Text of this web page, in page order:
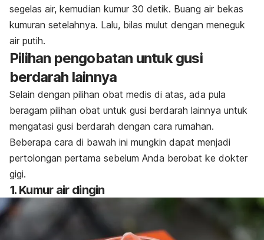
segelas air, kemudian kumur 30 detik. Buang air bekas
kumuran setelahnya. Lalu, bilas mulut dengan meneguk
air putih.
Pilihan pengobatan untuk gusi
berdarah lainnya
Selain dengan pilihan obat medis di atas, ada pula
beragam pilihan obat untuk gusi berdarah lainnya untuk
mengatasi gusi berdarah dengan cara rumahan.
Beberapa cara di bawah ini mungkin dapat menjadi
pertolongan pertama sebelum Anda berobat ke dokter
gigi.
1. Kumur air dingin